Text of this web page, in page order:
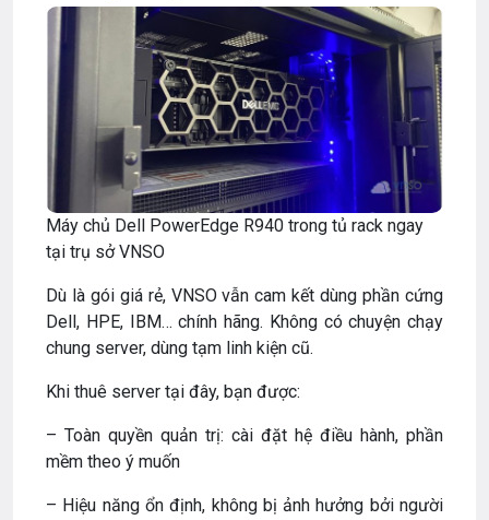
Máy chủ Dell PowerEdge R940 trong tủ rack ngay
tại trụ sở VNSO
Dù là gói giá rẻ, VNSO vẫn cam kết dùng phần cứng
Dell, HPE, IBM… chính hãng. Không có chuyện chạy
chung server, dùng tạm linh kiện cũ.
Khi thuê server tại đây, bạn được:
– Toàn quyền quản trị: cài đặt hệ điều hành, phần
mềm theo ý muốn
– Hiệu năng ổn định, không bị ảnh hưởng bởi người